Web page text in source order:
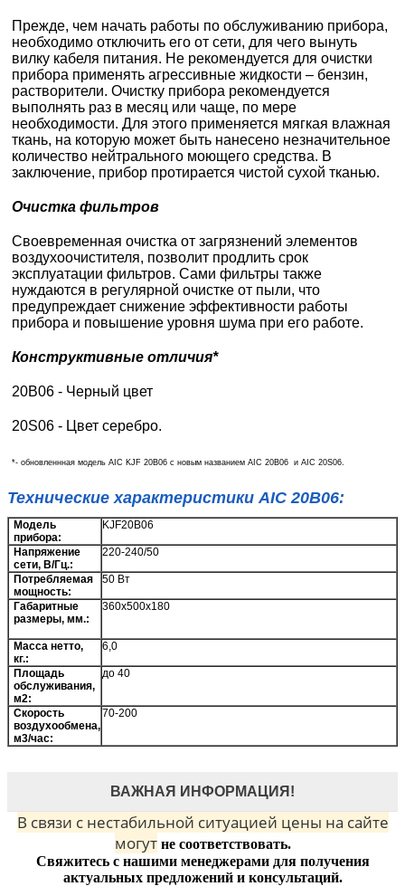
Прежде, чем начать работы по обслуживанию прибора,
необходимо отключить его от сети, для чего вынуть
вилку кабеля питания. Не рекомендуется для очистки
прибора применять агрессивные жидкости – бензин,
растворители. Очистку прибора рекомендуется
выполнять раз в месяц или чаще, по мере
необходимости. Для этого применяется мягкая влажная
ткань, на которую может быть нанесено незначительное
количество нейтрального моющего средства. В
заключение, прибор протирается чистой сухой тканью.
Очистка фильтров
Своевременная очистка от загрязнений элементов
воздухоочистителя, позволит продлить срок
эксплуатации фильтров. Сами фильтры также
нуждаются в регулярной очистке от пыли, что
предупреждает снижение эффективности работы
прибора и повышение уровня шума при его работе.
Конструктивные отличия*
20B06 - Черный цвет
20S06 - Цвет серебро.
*- обновленнная модель AIC KJF 20B06 с новым названием AIC 20B06 и AIC 20S06.
Технические характеристики AIC 20B06:
Модель
прибора:
KJF20B06
Напряжение
сети, В/Гц.:
220-240/50
Потребляемая
мощность:
50 Вт
Габаритные
размеры, мм.:
360x500x180
Масса нетто,
кг.:
6,0
Площадь
обслуживания,
м2:
до 40
Скорость
воздухообмена,
м3/час:
70-200
ВАЖНАЯ ИНФОРМАЦИЯ!
В связи с нестабильной ситуацией цены на сайте
могутне соответствовать.
Свяжитесь с нашими менеджерами для получения
актуальных предложений и консультаций.